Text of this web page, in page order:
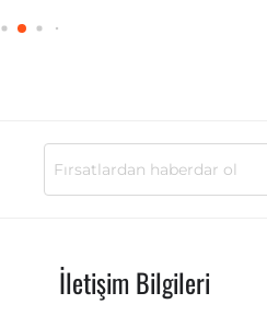
İletişim Bilgileri